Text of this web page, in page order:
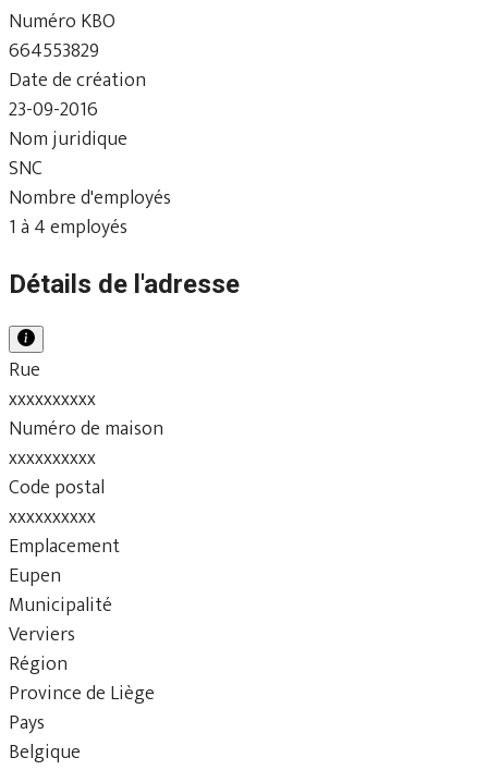
Numéro KBO
664553829
Date de création
23-09-2016
Nom juridique
SNC
Nombre d'employés
1 à 4 employés
Détails de l'adresse
Rue
xxxxxxxxxx
Numéro de maison
xxxxxxxxxx
Code postal
xxxxxxxxxx
Emplacement
Eupen
Municipalité
Verviers
Région
Province de Liège
Pays
Belgique